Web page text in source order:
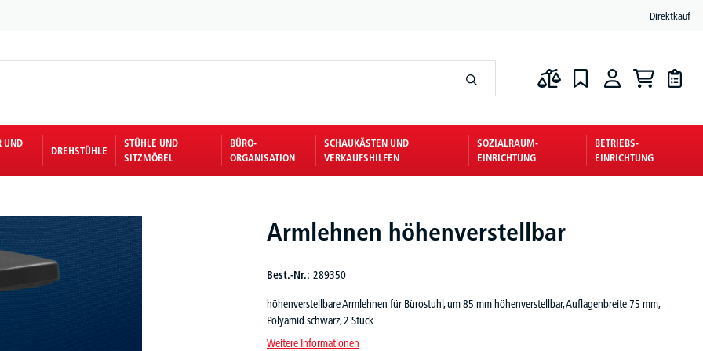
Direktkauf
UND
DREHSTÜHLE
STÜHLE UND
SITZMÖBEL
BÜRO-
ORGANISATION
SCHAUKÄSTEN UND
VERKAUFSHILFEN
SOZIALRAUM-
EINRICHTUNG
BETRIEBS-
EINRICHTUNG
Armlehnen höhenverstellbar
Best.-Nr.: 289350
höhenverstellbare Armlehnen für Bürostuhl, um 85 mm höhenverstellbar, Auflagenbreite 75 mm,
Polyamid schwarz, 2 Stück
Weitere Informationen